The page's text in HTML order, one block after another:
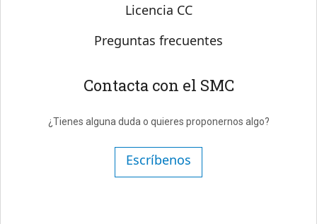
Licencia CC
Preguntas frecuentes
Contacta con el SMC
¿Tienes alguna duda o quieres proponernos algo?
Escríbenos